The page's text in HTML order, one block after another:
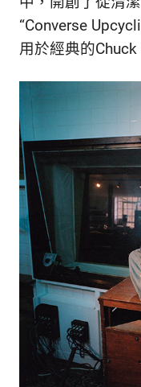
采
豐
的
尚
潮
流、
生
活
旅
遊、
性
座、
“Converse
用於經典的Chuck